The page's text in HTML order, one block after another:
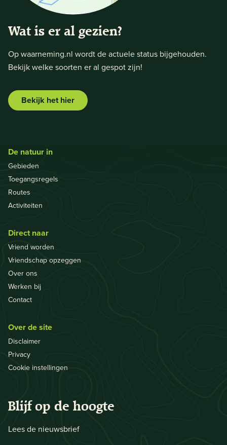
Wat is er al gezien?
Op waarneming.nl wordt de actuele status bijgehouden.
Bekijk welke soorten er al gespot zijn!
Bekijk het hier
De natuur in
Gebieden
Toegangsregels
Routes
Activiteiten
Direct naar
Vriend worden
Vriendschap opzeggen
Over ons
Werken bij
Contact
Over de site
Disclaimer
Privacy
Cookie instellingen
Blijf op de hoogte
Lees de nieuwsbrief